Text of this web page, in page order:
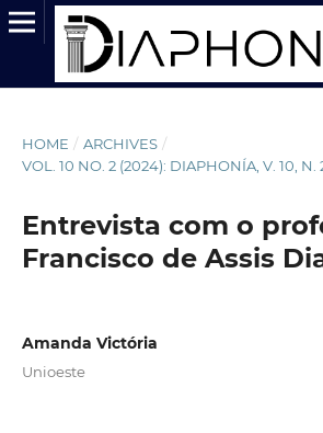
HOME / ARCHIVES /
VOL. 10 NO. 2 (2024): DIAPHONÍA, V. 10, N.
Entrevista com o
Francisco de Assis
Amanda Victória
Unioeste